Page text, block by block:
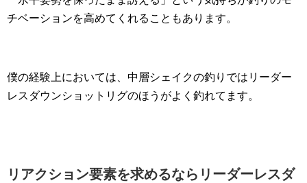
チベーションを高めてくれることもあります。
僕の経験上においては、中層シェイクの釣りではリーダー
レスダウンショットリグのほうがよく釣れてます。
リアクション要素を求めるならリーダーレスダ